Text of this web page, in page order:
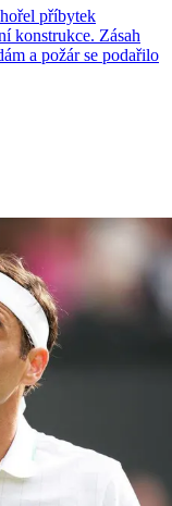
příbytek
konstrukce. Zásah
a požár se podařilo